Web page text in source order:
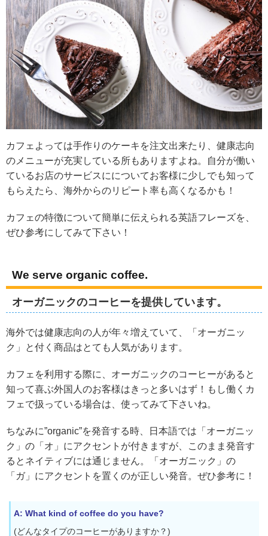
カフェよっては手作りのケーキを注文出来たり、健康志向
のメニューが充実している所もありますよね。自分が働い
ているお店のサービスにについてお客様に少しでも知って
もらえたら、海外からのリピート率も高くなるかも！
カフェの特徴について簡単に伝えられる英語フレーズを、
ぜひ参考にしてみて下さい！
We serve organic coffee.
オーガニックのコーヒーを提供しています。
海外では健康志向の人が年々増えていて、「オーガニッ
ク」と付く商品はとても人気があります。
カフェを利用する際に、オーガニックのコーヒーがあると
知って喜ぶ外国人のお客様はきっと多いはず！もし働くカ
フェで扱っている場合は、使ってみて下さいね。
ちなみに”organic”を発音する時、日本語では「オーガニッ
ク」の「オ」にアクセントが付きますが、このまま発音す
るとネイティブには通じません。「オーガニック」の
「ガ」にアクセントを置くのが正しい発音。ぜひ参考に！
A: What kind of coffee do you have?
(どんなタイプのコーヒーがありますか？)